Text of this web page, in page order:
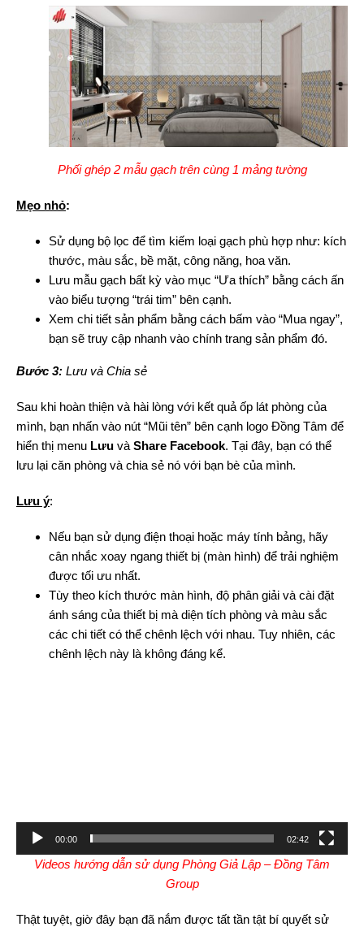
Phối ghép 2 mẫu gạch trên cùng 1 mảng tường
Mẹo nhỏ:
Sử dụng bộ lọc để tìm kiếm loại gạch phù hợp như: kích
thước, màu sắc, bề mặt, công năng, hoa văn.
Lưu mẫu gạch bất kỳ vào mục “Ưa thích” bằng cách ấn
vào biểu tượng “trái tim” bên cạnh.
Xem chi tiết sản phẩm bằng cách bấm vào “Mua ngay”,
bạn sẽ truy cập nhanh vào chính trang sản phẩm đó.
Bước 3: Lưu và Chia sẻ
Sau khi hoàn thiện và hài lòng với kết quả ốp lát phòng của
mình, bạn nhấn vào nút “Mũi tên” bên cạnh logo Đồng Tâm để
hiển thị menu Lưu và Share Facebook. Tại đây, bạn có thể
lưu lại căn phòng và chia sẻ nó với bạn bè của mình.
Lưu ý:
Nếu bạn sử dụng điện thoại hoặc máy tính bảng, hãy
cân nhắc xoay ngang thiết bị (màn hình) để trải nghiệm
được tối ưu nhất.
Tùy theo kích thước màn hình, độ phân giải và cài đặt
ánh sáng của thiết bị mà diện tích phòng và màu sắc
các chi tiết có thể chênh lệch với nhau. Tuy nhiên, các
chênh lệch này là không đáng kể.
00:00 02:42
Videos hướng dẫn sử dụng Phòng Giả Lập – Đồng Tâm
Group
Thật tuyệt, giờ đây bạn đã nắm được tất tần tật bí quyết sử